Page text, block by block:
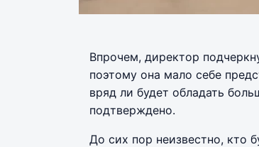
Впрочем, директор
поэтому она мало себе
вряд ли будет обладать
подтверждено.
До сих пор неизвестно, кто